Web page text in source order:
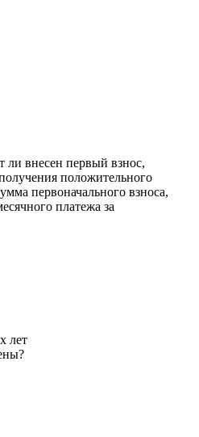
ли внесен первый взнос,
положительного
первоначального взноса,
платежа за
лет